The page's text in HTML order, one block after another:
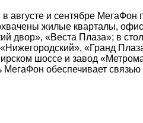
и сентябре
жилые кварталы,
двор», «Веста Плаза»; в
«Гранд
шоссе и завод
обеспечивает